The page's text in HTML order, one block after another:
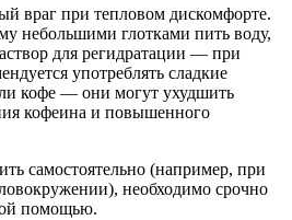
враг при тепловом дискомфорте.
небольшими глотками пить воду,
для регидратации — при
употреблять сладкие
кофе — они могут ухудшить
кофеина и повышенного
самостоятельно (например, при
необходимо срочно
помощью.